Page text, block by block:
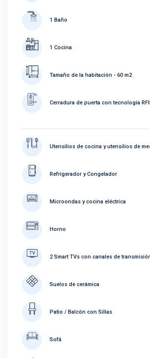
1 Baño
1 Cocina
Tamaño de la habitación - 60 m2
Cerradura de puerta con tecnología
Utensilios de cocina y utensilios de
Refrigerador y Congelador
Microondas y cocina eléctrica
Horno
2 Smart TVs con canales de
Suelos de cerámica
Patio / Balcón con Sillas
Sofá